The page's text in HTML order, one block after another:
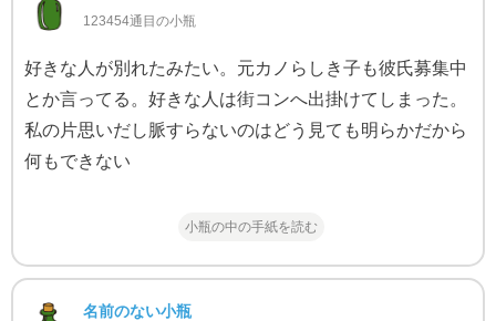
123454通目の小瓶
好きな人が別れたみたい。元カノらしき子も彼氏募集中
とか言ってる。好きな人は街コンへ出掛けてしまった。
私の片思いだし脈すらないのはどう見ても明らかだから
何もできない
小瓶の中の手紙を読む
名前のない小瓶